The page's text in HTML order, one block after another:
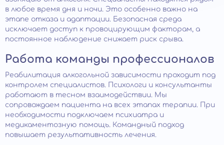
в любое время дня и ночи. Это особенно важно на
этапе отказа и адаптации. Безопасная среда
исключает доступ к провоцирующим факторам, а
постоянное наблюдение снижает риск срыва.
Работа команды профессионалов
Реабилитация алкогольной зависимости проходит под
контролем специалистов. Психологи и консультанты
работают в тесном взаимодействии. Мы
сопровождаем пациента на всех этапах терапии. При
необходимости подключаем психиатра и
медикаментозную помощь. Командный подход
повышает результативность лечения.